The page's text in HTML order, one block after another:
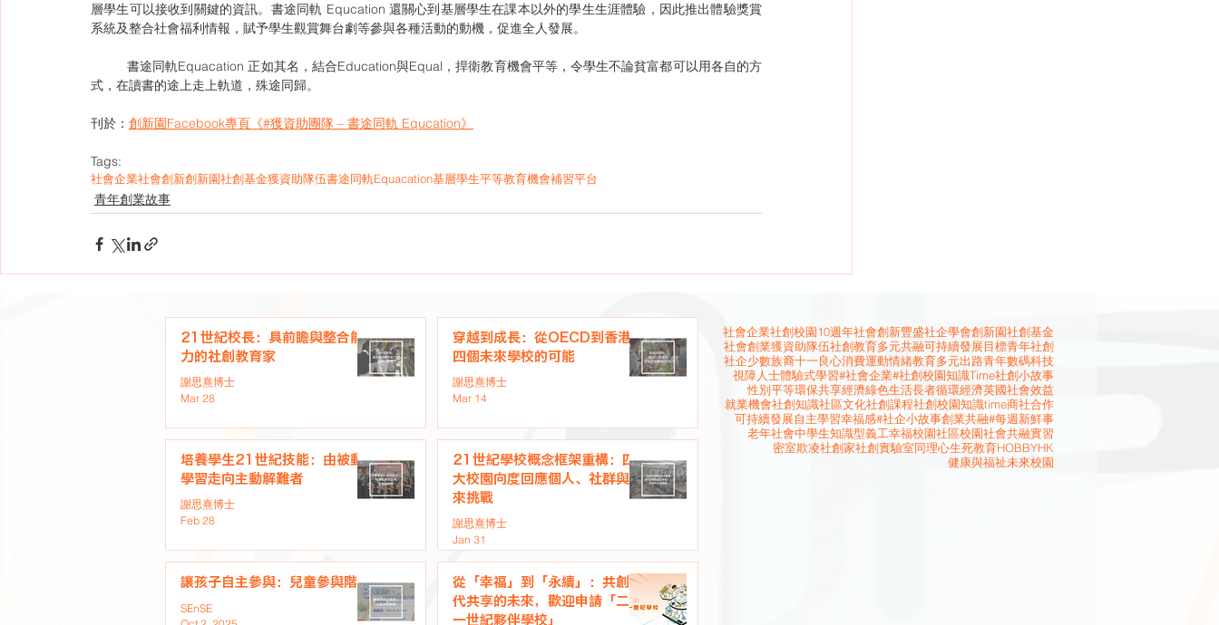
層學生可以接收到關鍵的資訊。書途同軌 Equcation 還關心到基層學生在課本以外的學生生涯體驗，因此推出體驗獎賞
系統及整合社會福利情報，賦予學生觀賞舞台劇等參與各種活動的動機，促進全人發展。
	書途同軌Equacation 正如其名，結合Education與Equal，捍衛教育機會平等，令學生不論貧富都可以用各自的方
式，在讀書的途上走上軌道，殊途同歸。
刊於： 創新園Facebook專頁《#獲資助團隊 – 書途同軌 Equcation》
Tags:
社會企業社會創新創新園社創基金獲資助隊伍書途同軌Equacation基層學生平等教育機會補習平台
青年創業故事
21世紀校長：具前瞻與整合能
力的社創教育家
謝思熹博士
Mar 28
穿越到成長：從OECD到香港
四個未來學校的可能
謝思熹博士
Mar 14
培養學生21世紀技能：由被動
學習走向主動解難者
謝思熹博士
Feb 28
21世紀學校概念框架重構：四
大校園向度回應個人、社群與未
來挑戰
謝思熹博士
Jan 31
讓孩子自主參與：兒童參與階梯
SEnSE
從「幸福」到「永續」：共創世
代共享的未來，歡迎申請「二十
一世紀夥伴學校」
社會企業社創校園10週年社會創新豐盛社企學會創新園社創基金
社會創業獲資助隊伍社創教育多元共融可持續發展目標青年社創
社企少數族裔十一良心消費運動情緒教育多元出路青年數碼科技
視障人士體驗式學習#社會企業#社創校園知識Time社創小故事
性別平等環保共享經濟綠色生活長者循環經濟英國社會效益
就業機會社創知識社區文化社創課程社創校園知識time商社合作
可持續發展自主學習幸福感#社企小故事創業共融#每週新鮮事
老年社會中學生知識型義工幸福校園社區校園社會共融實習
密室欺凌社創家社創實驗室同理心生死教育HOBBYHK
健康與福祉未來校園